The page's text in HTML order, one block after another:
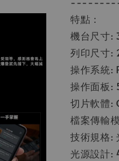
特點：
機台尺寸:
列印尺寸:
操作系統:
操作面板:
切片軟體:
檔案傳輸
技術規格:
光源設計: